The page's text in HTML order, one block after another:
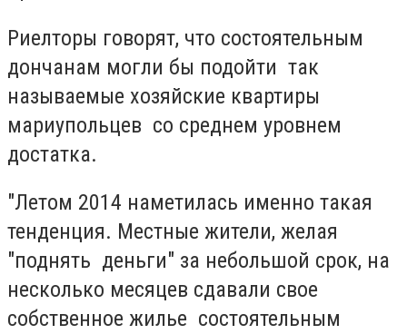
Риелторы говорят, что состоятельным
дончанам могли бы подойти так
называемые хозяйские квартиры
мариупольцев со среднем уровнем
достатка.
"Летом 2014 наметилась именно такая
тенденция. Местные жители, желая
"поднять деньги" за небольшой срок, на
несколько месяцев сдавали свое
собственное жилье состоятельным